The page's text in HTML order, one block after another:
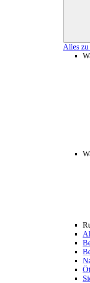
Alles zu